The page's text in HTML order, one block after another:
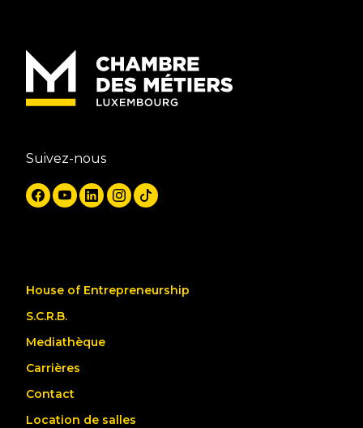
Suivez-nous
House of Entrepreneurship
S.C.R.B.
Mediathèque
Carrières
Contact
Location de salles